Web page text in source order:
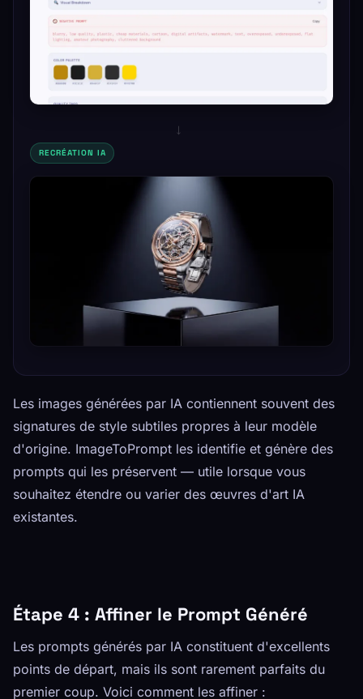
→
RECRÉATION IA
Les images générées par IA contiennent souvent des
signatures de style subtiles propres à leur modèle
d'origine. ImageToPrompt les identifie et génère des
prompts qui les préservent — utile lorsque vous
souhaitez étendre ou varier des œuvres d'art IA
existantes.
Étape 4 : Affiner le Prompt Généré
Les prompts générés par IA constituent d'excellents
points de départ, mais ils sont rarement parfaits du
premier coup. Voici comment les affiner :